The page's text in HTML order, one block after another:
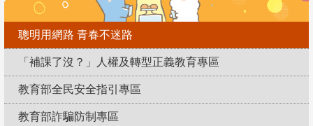
聰明用網路 青春不迷路
「補課了沒？」人權及轉型正義教育專區
教育部全民安全指引專區
教育部詐騙防制專區